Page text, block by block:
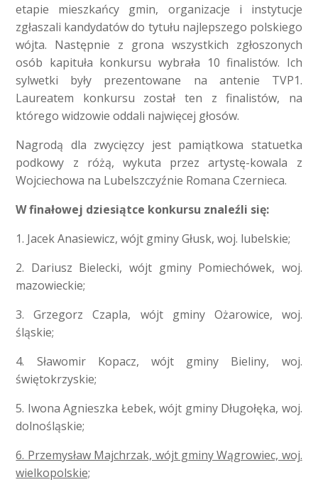
etapie mieszkańcy gmin, organizacje i instytucje
zgłaszali kandydatów do tytułu najlepszego polskiego
wójta. Następnie z grona wszystkich zgłoszonych
osób kapituła konkursu wybrała 10 finalistów. Ich
sylwetki były prezentowane na antenie TVP1.
Laureatem konkursu został ten z finalistów, na
którego widzowie oddali najwięcej głosów.
Nagrodą dla zwycięzcy jest pamiątkowa statuetka
podkowy z różą, wykuta przez artystę-kowala z
Wojciechowa na Lubelszczyźnie Romana Czernieca.
W finałowej dziesiątce konkursu znaleźli się:
1. Jacek Anasiewicz, wójt gminy Głusk, woj. lubelskie;
2. Dariusz Bielecki, wójt gminy Pomiechówek, woj.
mazowieckie;
3. Grzegorz Czapla, wójt gminy Ożarowice, woj.
śląskie;
4. Sławomir Kopacz, wójt gminy Bieliny, woj.
świętokrzyskie;
5. Iwona Agnieszka Łebek, wójt gminy Długołęka, woj.
dolnośląskie;
6. Przemysław Majchrzak, wójt gminy Wągrowiec, woj.
wielkopolskie;